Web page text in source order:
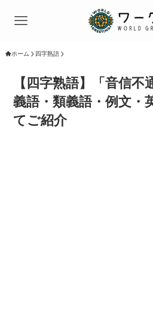
ホーム 四字熟語
【四字熟語】「音信
義語・類義語・例文・
てご紹介